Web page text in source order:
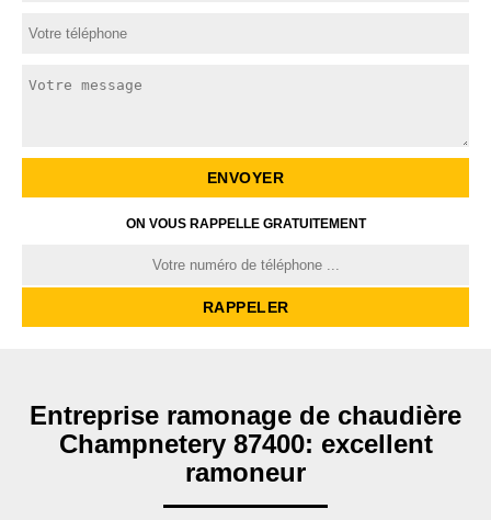
ON VOUS RAPPELLE GRATUITEMENT
Entreprise ramonage de chaudière
Champnetery 87400: excellent
ramoneur